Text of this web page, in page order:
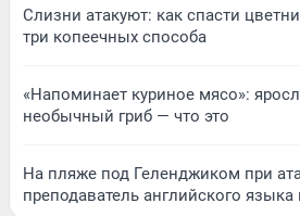
Слизни атакуют: как спасти
три копеечных способа
«Напоминает куриное мясо»:
необычный гриб — что это
На пляже под Геленджиком при
преподаватель английского языка